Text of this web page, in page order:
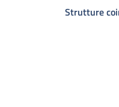
Strutture